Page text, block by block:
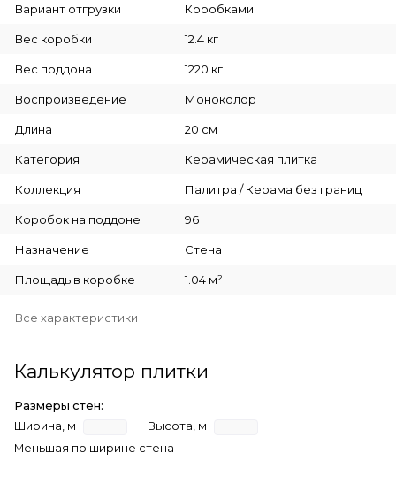
Вариант отгрузки Коробками
Вес коробки 12.4 кг
Вес поддона 1220 кг
Воспроизведение Моноколор
Длина 20 см
Категория Керамическая плитка
Коллекция Палитра / Керама без границ
Коробок на поддоне 96
Назначение Стена
Площадь в коробке 1.04 м²
Все характеристики
Калькулятор плитки
Размеры стен:
Ширина, м
Высота, м
Меньшая по ширине стена